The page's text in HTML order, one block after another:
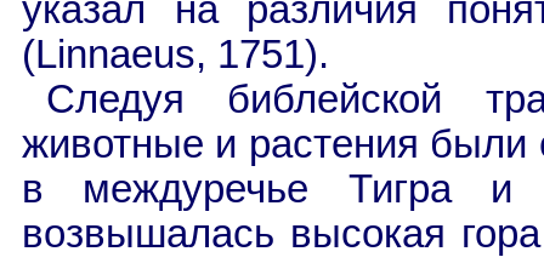
указал на различия
(Linnaeus, 1751).
Следуя библейской
животные и растения
в междуречье Тигра и
возвышалась высокая